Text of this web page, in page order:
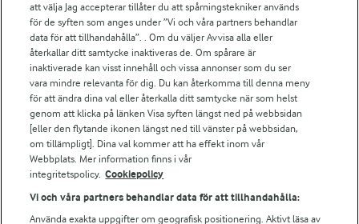
Arlas kundportal
Arla.com
Falbygdens Ost
Arla webbshop
Bildbank
Följ oss
att välja Jag accepterar tillåter du att spårningstekniker används
för de syften som anges under ”Vi och våra partners behandlar
data för att tillhandahålla”. . Om du väljer Avvisa alla eller
återkallar ditt samtycke inaktiveras de. Om spårare är
inaktiverade kan visst innehåll och vissa annonser som du ser
vara mindre relevanta för dig. Du kan återkomma till denna meny
för att ändra dina val eller återkalla ditt samtycke när som helst
genom att klicka på länken Visa syften längst ned på webbsidan
[eller den flytande ikonen längst ned till vänster på webbsidan,
om tillämpligt]. Dina val kommer att ha effekt inom vår
Webbplats. Mer information finns i vår
integritetspolicy. Cookiepolicy
Vi och våra partners behandlar data för att tillhandahålla:
Använda exakta uppgifter om geografisk positionering. Aktivt läsa av